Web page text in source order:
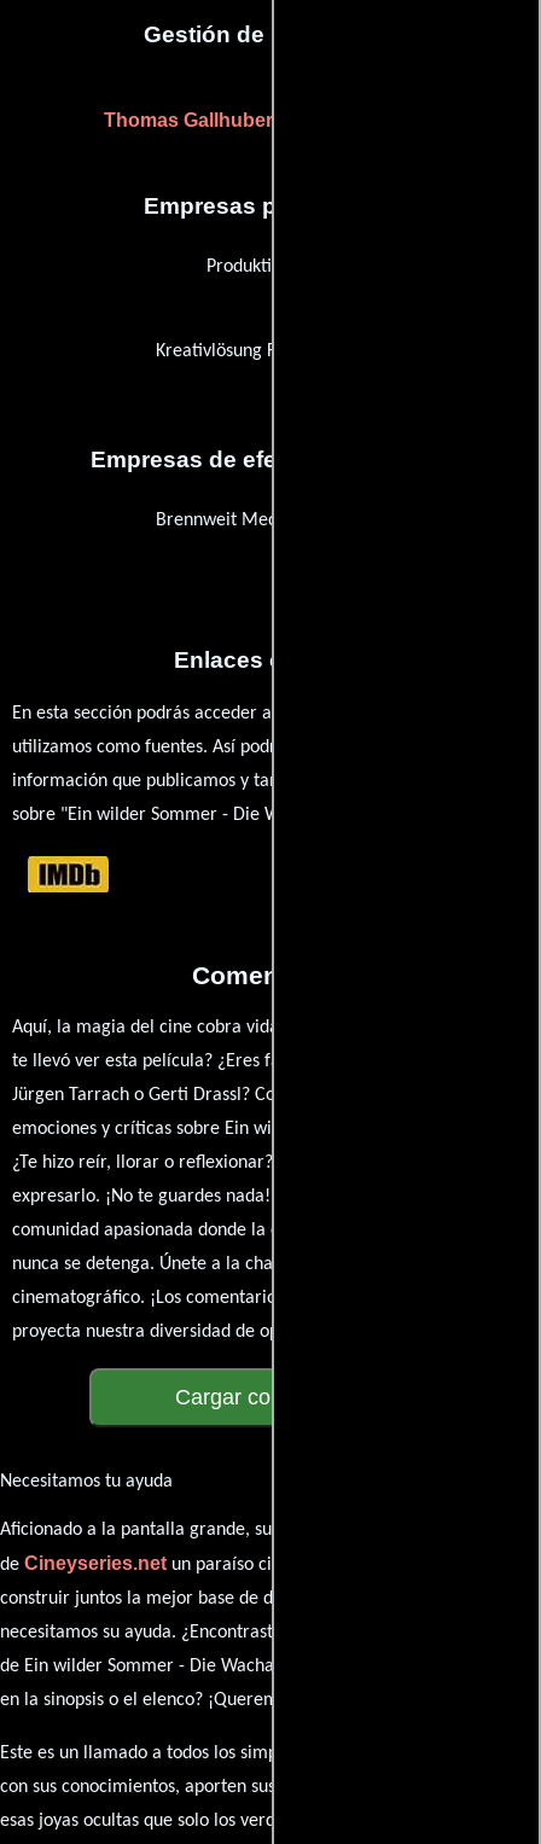
Gestión de producción
Thomas Gallhuber
Empresas productoras
Produktion West
Kreativlösung Filmproduktion
Empresas de efectos especiales
Brennweit Medienproduktion
Enlaces externos
En esta sección podrás acceder a los recursos externos que
utilizamos como fuentes. Así podrás chequear toda la
información que publicamos y también ampliar tu conocimiento
sobre "Ein wilder Sommer - Die Wachausaga".
Comentarios
Aquí, la magia del cine cobra vida a través de tus opiniones. ¿Qué
te llevó ver esta película? ¿Eres fan de Anita Lackenberger,
Jürgen Tarrach o Gerti Drassl? Comparte tus pensamientos,
emociones y críticas sobre Ein wilder Sommer - Die Wachausaga.
¿Te hizo reír, llorar o reflexionar? Este es el lugar para
expresarlo. ¡No te guardes nada! Queremos construir una
comunidad apasionada donde la conversación sobre cine y series
nunca se detenga. Únete a la charla y déjanos conocer tu mundo
cinematográfico. ¡Los comentarios son la pantalla donde se
proyecta nuestra diversidad de opiniones!
Cargar comentarios
Necesitamos tu ayuda
Aficionado a la pantalla grande, su participación es clave para hacer
de Cineyseries.netun paraíso cinéfilo completo. Queremos
construir juntos la mejor base de datos cinematográfica, pero
necesitamos su ayuda. ¿Encontraste algún dato faltante en la ficha
de Ein wilder Sommer - Die Wachausaga? ¿Detectaste algún error
en la sinopsis o el elenco? ¡Queremos saberlo todo!
Este es un llamado a todos los simpatizantes del cine: contribuyan
con sus conocimientos, aporten sus descubrimientos y compartan
esas joyas ocultas que solo los verdaderos fanáticos conocen. Sus